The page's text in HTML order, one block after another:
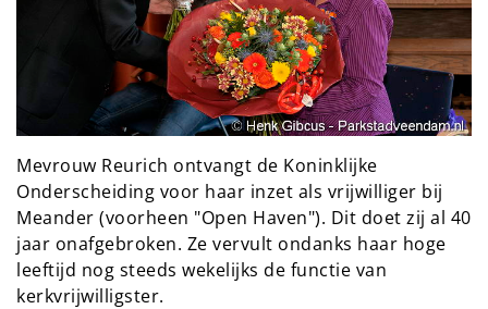
Mevrouw Reurich ontvangt de Koninklijke
Onderscheiding voor haar inzet als vrijwilliger bij
Meander (voorheen "Open Haven"). Dit doet zij al 40
jaar onafgebroken. Ze vervult ondanks haar hoge
leeftijd nog steeds wekelijks de functie van
kerkvrijwilligster.